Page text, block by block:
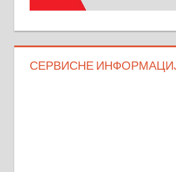
СЕРВИСНЕ